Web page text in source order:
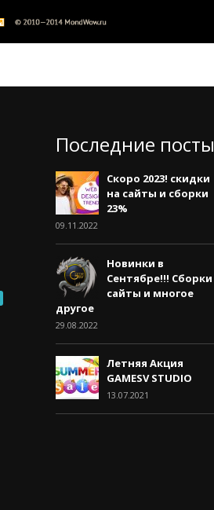
Последние посты
Скоро 2023! скидки
на сайты и сборки
23%
09.11.2022
Новинки в
Сентябре!!! Сборки
сайты и многое
другое
29.08.2022
Летняя Акция
GAMESV STUDIO
13.07.2021